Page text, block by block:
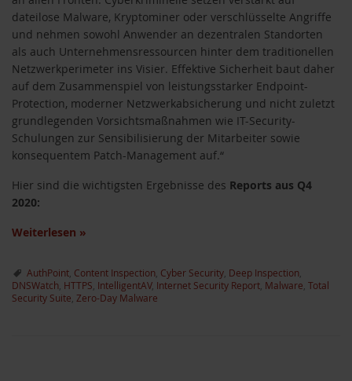
dateilose Malware, Kryptominer oder verschlüsselte Angriffe
und nehmen sowohl Anwender an dezentralen Standorten
als auch Unternehmensressourcen hinter dem traditionellen
Netzwerkperimeter ins Visier. Effektive Sicherheit baut daher
auf dem Zusammenspiel von leistungsstarker Endpoint-
Protection, moderner Netzwerkabsicherung und nicht zuletzt
grundlegenden Vorsichtsmaßnahmen wie IT-Security-
Schulungen zur Sensibilisierung der Mitarbeiter sowie
konsequentem Patch-Management auf.“
Hier sind die wichtigsten Ergebnisse des Reports aus Q4
2020:
Weiterlesen »
AuthPoint Content Inspection Cyber Security Deep Inspection
DNSWatch HTTPS IntelligentAV, Internet Security Report Malware Total
Security Suite Zero-Day Malware